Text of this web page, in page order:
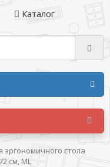
Каталог
эргономичного стола
см, ML